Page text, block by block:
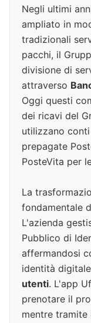
Negli ultimi
ampliato in
tradizionali
pacchi, il
divisione di
attraverso
Oggi questi
dei ricavi del
utilizzano
prepagate
PosteVita per
La
fondamentale
L'azienda
Pubblico di
affermandosi
identità
utenti. L'app
prenotare il
mentre